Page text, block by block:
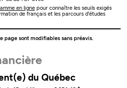
en lignepour connaître les seuils exigés
de français et les parcours d'études
page sont modifiables sans préavis.
du Québec